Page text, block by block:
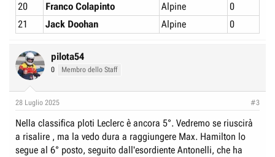
20
Franco Colapinto Alpine
0
21
Jack Doohan Alpine 0
pilota54
0 Membro dello Staff
28 Luglio 2025 #3
Nella classifica ploti Leclerc è ancora 5°. Vedremo se riuscirà
a risalire , ma la vedo dura a raggiungere Max. Hamilton lo
segue al 6° posto, seguito dall'esordiente Antonelli, che ha